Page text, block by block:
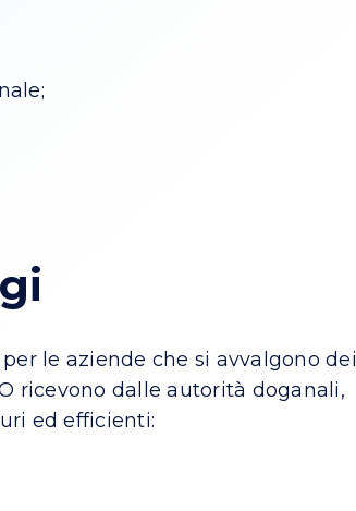
le aziende che si avvalgono dei
ricevono dalle autorità doganali,
ed efficienti: